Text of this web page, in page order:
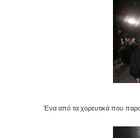
Ένα από τα χορευτικά που